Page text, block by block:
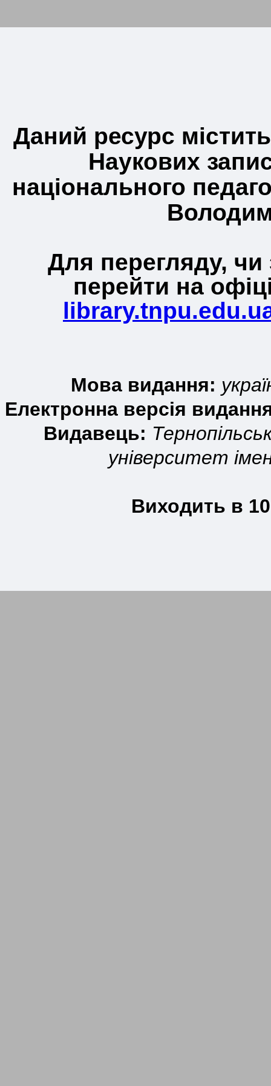
Даний ресурс
Наукових
національного
Для перегляду,
перейти на
Мова видання:
Електронна версія
Видавець:
університет
Виходить в